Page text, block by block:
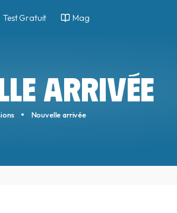
Test Gratuit Mag
ARRIVÉE
Nouvelle arrivée